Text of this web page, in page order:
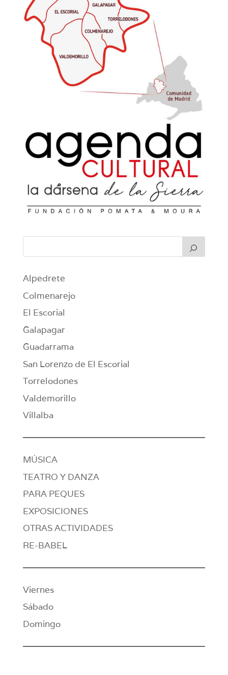
Alpedrete
Colmenarejo
El Escorial
Galapagar
Guadarrama
San Lorenzo de El Escorial
Torrelodones
Valdemorillo
Villalba
MÚSICA
TEATRO Y DANZA
PARA PEQUES
EXPOSICIONES
OTRAS ACTIVIDADES
RE-BABEL
Viernes
Sábado
Domingo